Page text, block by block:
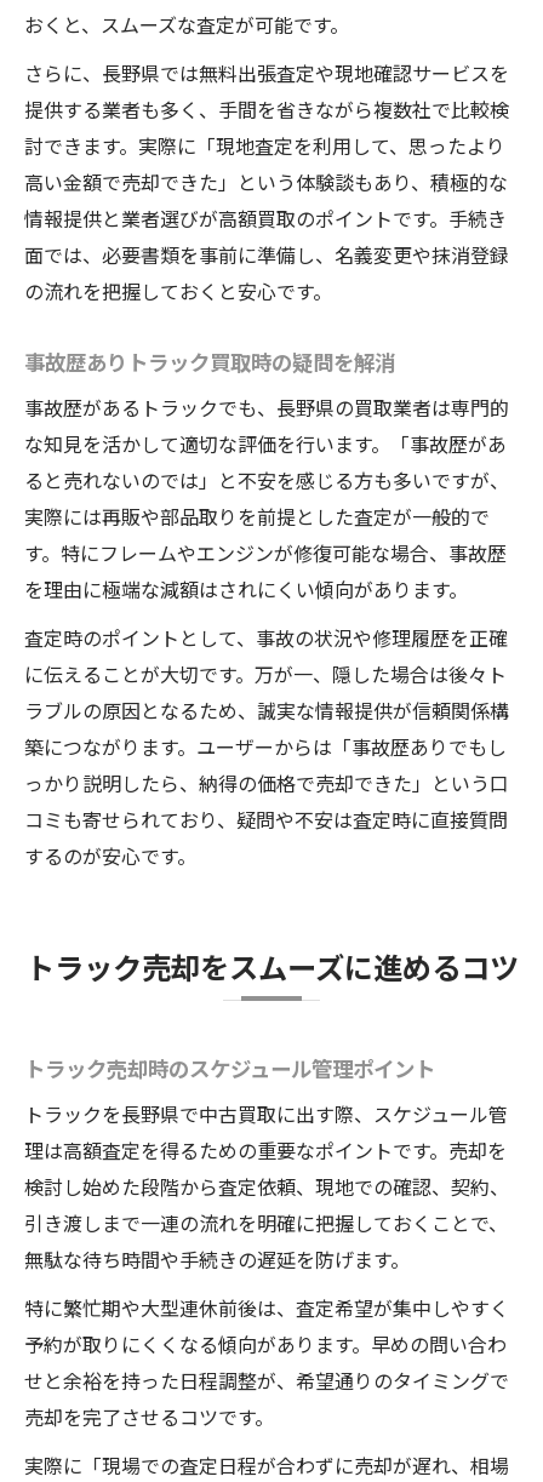
おくと、スムーズな査定が可能です。
さらに、長野県では無料出張査定や現地確認サービスを
提供する業者も多く、手間を省きながら複数社で比較検
討できます。実際に「現地査定を利用して、思ったより
高い金額で売却できた」という体験談もあり、積極的な
情報提供と業者選びが高額買取のポイントです。手続き
面では、必要書類を事前に準備し、名義変更や抹消登録
の流れを把握しておくと安心です。
事故歴ありトラック買取時の疑問を解消
事故歴があるトラックでも、長野県の買取業者は専門的
な知見を活かして適切な評価を行います。「事故歴があ
ると売れないのでは」と不安を感じる方も多いですが、
実際には再販や部品取りを前提とした査定が一般的で
す。特にフレームやエンジンが修復可能な場合、事故歴
を理由に極端な減額はされにくい傾向があります。
査定時のポイントとして、事故の状況や修理履歴を正確
に伝えることが大切です。万が一、隠した場合は後々ト
ラブルの原因となるため、誠実な情報提供が信頼関係構
築につながります。ユーザーからは「事故歴ありでもし
っかり説明したら、納得の価格で売却できた」という口
コミも寄せられており、疑問や不安は査定時に直接質問
するのが安心です。
トラック売却をスムーズに進めるコツ
トラック売却時のスケジュール管理ポイント
トラックを長野県で中古買取に出す際、スケジュール管
理は高額査定を得るための重要なポイントです。売却を
検討し始めた段階から査定依頼、現地での確認、契約、
引き渡しまで一連の流れを明確に把握しておくことで、
無駄な待ち時間や手続きの遅延を防げます。
特に繁忙期や大型連休前後は、査定希望が集中しやすく
予約が取りにくくなる傾向があります。早めの問い合わ
せと余裕を持った日程調整が、希望通りのタイミングで
売却を完了させるコツです。
実際に「現場での査定日程が合わずに売却が遅れ、相場